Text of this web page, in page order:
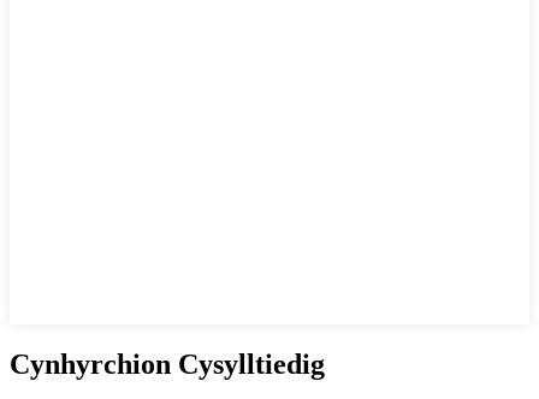
Cynhyrchion Cysylltiedig